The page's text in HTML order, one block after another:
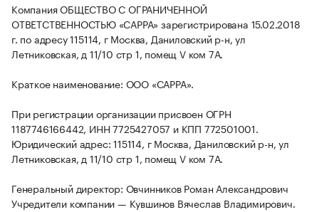
Компания ОБЩЕСТВО С ОГРАНИЧЕННОЙ
ОТВЕТСТВЕННОСТЬЮ «САРРА» зарегистрирована 15.02.2018
г. по адресу 115114, г Москва, Даниловский р-н, ул
Летниковская, д 11/10 стр 1, помещ V ком 7А.
Краткое наименование: ООО «САРРА».
При регистрации организации присвоен ОГРН
1187746166442, ИНН 7725427057 и КПП 772501001.
Юридический адрес: 115114, г Москва, Даниловский р-н, ул
Летниковская, д 11/10 стр 1, помещ V ком 7А.
Генеральный директор: Овчинников Роман Александрович
Учредители компании — Кувшинов Вячеслав Владимирович.